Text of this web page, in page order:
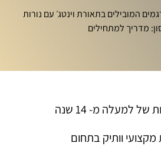
המובילים בתאורת וינטג׳ עם נורות
מדריך למתחילים
של למעלה מ- 14 שנה
מקצועי וותיק בתחום